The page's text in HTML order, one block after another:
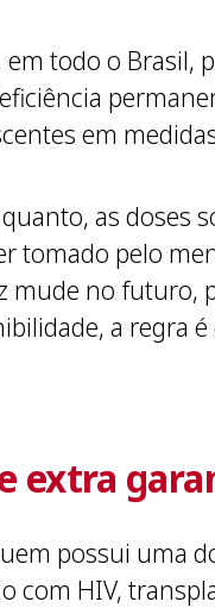
em todo o Brasil,
em
as doses
tomado pelo
mude no futuro,
a regra
extra
possui uma
com HIV,